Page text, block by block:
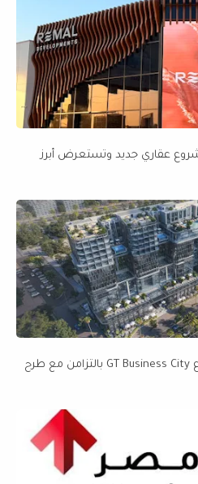
عقاري جديد وتستعرض أبرز
جولدن تاون تبدأ إنشاءات مشروع GT Business City بالتزامن مع طرح